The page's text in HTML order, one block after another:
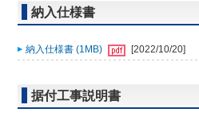
納入仕様書
納入仕様書 (1MB) [2022/10/20]
据付工事説明書